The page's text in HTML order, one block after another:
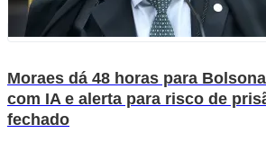
Moraes dá 48 horas para
com IA e alerta para risco de
fechado